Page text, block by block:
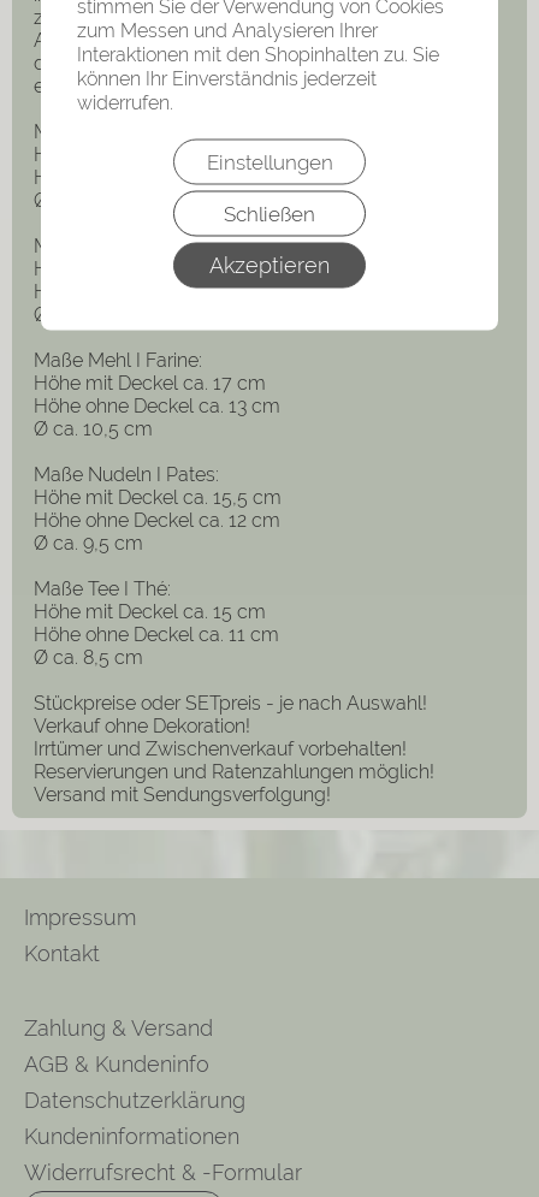
stimmen Sie der Verwendung von Cookies
zum Messen und Analysieren Ihrer
Interaktionen mit den Shopinhalten zu. Sie
können Ihr Einverständnis jederzeit
widerrufen.
Einstellungen
Schließen
Akzeptieren
zu diesen Originalen gehört.
Alle Behälter wurden behutsam gereinigt, um genau
diesen ursprünglichen Charme weitestgehend zu
erhalten!
Maße Zucker I Sucre:
Höhe mit Deckel ca. 19,5 cm
Höhe ohne Deckel ca. 15 cm
Ø ca. 12,5 cm
Maße Kaffee I Café:
Höhe mit Deckel ca. 18 cm
Höhe ohne Deckel ca. 14 cm
Ø ca. 11,5 cm
Maße Mehl I Farine:
Höhe mit Deckel ca. 17 cm
Höhe ohne Deckel ca. 13 cm
Ø ca. 10,5 cm
Maße Nudeln I Pates:
Höhe mit Deckel ca. 15,5 cm
Höhe ohne Deckel ca. 12 cm
Ø ca. 9,5 cm
Maße Tee I Thé:
Höhe mit Deckel ca. 15 cm
Höhe ohne Deckel ca. 11 cm
Ø ca. 8,5 cm
Stückpreise oder SETpreis - je nach Auswahl!
Verkauf ohne Dekoration!
Irrtümer und Zwischenverkauf vorbehalten!
Reservierungen und Ratenzahlungen möglich!
Versand mit Sendungsverfolgung!
Impressum
Kontakt
Zahlung & Versand
AGB & Kundeninfo
Datenschutzerklärung
Kundeninformationen
Widerrufsrecht & -Formular